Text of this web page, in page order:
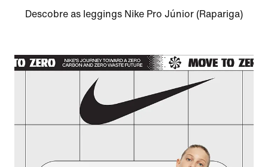
Descobre as leggings Nike Pro Júnior (Rapariga)